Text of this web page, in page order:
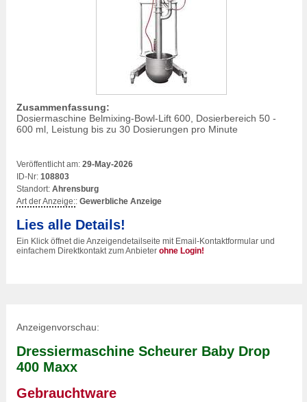
Zusammenfassung:
Dosiermaschine Belmixing-Bowl-Lift 600, Dosierbereich 50 -
600 ml, Leistung bis zu 30 Dosierungen pro Minute
Veröffentlicht am: 29-May-2026
ID-Nr: 108803
Standort: Ahrensburg
Art der Anzeige:: Gewerbliche Anzeige
Lies alle Details!
Ein Klick öffnet die Anzeigendetailseite mit Email-Kontaktformular und
einfachem Direktkontakt zum Anbieter ohne Login!
Anzeigenvorschau:
Dressiermaschine Scheurer Baby Drop
400 Maxx
Gebrauchtware